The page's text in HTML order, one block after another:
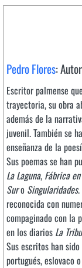
Pedro Flores: Autor
Escritor palmense
trayectoria, su obra
además de la
juvenil. También se
enseñanza de la
Sus poemas se han
La Laguna, Fábrica
Suro Singularidades.
reconocida con
compaginado con la
en los diarios La
Sus escritos han
portugués, eslovaco